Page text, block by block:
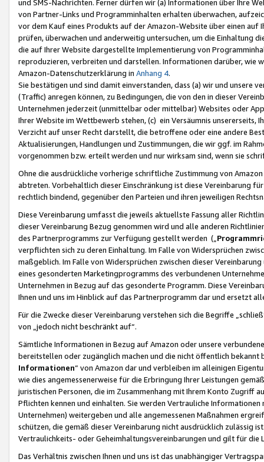
und SMS-Nachrichten. Ferner dürfen wir (a) Informationen über Ihre
von Partner-Links und Programminhalten erhalten überwachen,
vor dem Kauf eines Produkts auf der Amazon-Website über einen
prüfen, überwachen und anderweitig untersuchen, um die Einhaltung
die auf Ihrer Website dargestellte Implementierung von
reproduzieren, verbreiten und darstellen. Informationen darüber, wie
Amazon-Datenschutzerklärung in Anhang 4.
Sie bestätigen und sind damit einverstanden, dass (a) wir und
(Traffic) anregen können, zu Bedingungen, die von den in dieser
Unternehmen jederzeit (unmittelbar oder mittelbar) Websites oder
Ihrer Website im Wettbewerb stehen, (c) ein Versäumnis unsererseits,
Verzicht auf unser Recht darstellt, die betroffene oder eine andere
Aktualisierungen, Handlungen und Zustimmungen, die wir ggf. im
vorgenommen bzw. erteilt werden und nur wirksam sind, wenn sie
Ohne die ausdrückliche vorherige schriftliche Zustimmung von
abtreten. Vorbehaltlich dieser Einschränkung ist diese Vereinbarung
rechtlich bindend, gegenüber den Parteien und ihren jeweiligen
Diese Vereinbarung umfasst die jeweils aktuellste Fassung aller
dieser Vereinbarung Bezug genommen wird und alle anderen
des Partnerprogramms zur Verfügung gestellt werden („
verpflichten sich zu deren Einhaltung. Im Falle von Widersprüchen
maßgeblich. Im Falle von Widersprüchen zwischen dieser
eines gesonderten Marketingprogramms des verbundenen
Unternehmen in Bezug auf das gesonderte Programm. Diese
Ihnen und uns im Hinblick auf das Partnerprogramm dar und ersetzt
Für die Zwecke dieser Vereinbarung verstehen sich die Begriffe
von „jedoch nicht beschränkt auf“.
Sämtliche Informationen in Bezug auf Amazon oder unsere
bereitstellen oder zugänglich machen und die nicht öffentlich
Informationen“ von Amazon dar und verbleiben im alleinigen
wie dies angemessenerweise für die Erbringung Ihrer Leistungen
juristischen Personen, die im Zusammenhang mit Ihrem Konto
Pflichten kennen und einhalten. Sie werden Vertrauliche
Unternehmen) weitergeben und alle angemessenen Maßnahmen
schützen, die gemäß dieser Vereinbarung nicht ausdrücklich zulässig
Vertraulichkeits- oder Geheimhaltungsvereinbarungen und gilt für die
Das Verhältnis zwischen Ihnen und uns ist das unabhängiger